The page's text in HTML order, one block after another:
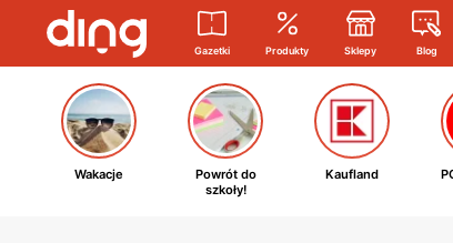
Gazetki Produkty Sklepy Blog
Wakacje
Powrót do
szkoły!
Kaufland